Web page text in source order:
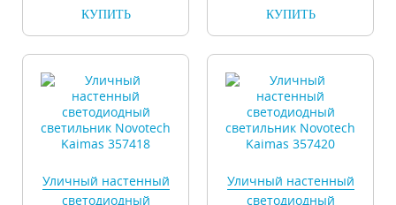
КУПИТЬ КУПИТЬ
Уличный настенный
светодиодный
Уличный настенный
светодиодный